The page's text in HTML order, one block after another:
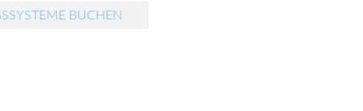
BUCHEN